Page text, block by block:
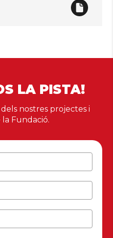
LA PISTA!
nostres projectes i
Fundació.